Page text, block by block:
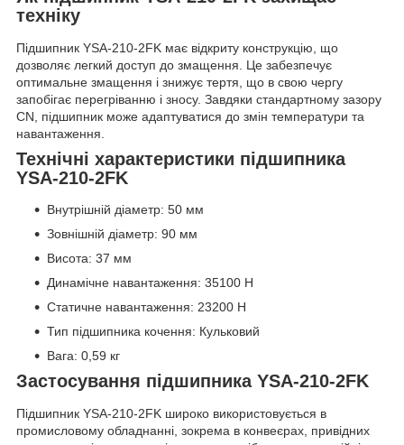
техніку
Підшипник YSA-210-2FK має відкриту конструкцію, що
дозволяє легкий доступ до змащення. Це забезпечує
оптимальне змащення і знижує тертя, що в свою чергу
запобігає перегріванню і зносу. Завдяки стандартному зазору
CN, підшипник може адаптуватися до змін температури та
навантаження.
Технічні характеристики підшипника
YSA-210-2FK
Внутрішній діаметр: 50 мм
Зовнішній діаметр: 90 мм
Висота: 37 мм
Динамічне навантаження: 35100 Н
Статичне навантаження: 23200 Н
Тип підшипника кочення: Кульковий
Вага: 0,59 кг
Застосування підшипника YSA-210-2FK
Підшипник YSA-210-2FK широко використовується в
промисловому обладнанні, зокрема в конвеєрах, привідних